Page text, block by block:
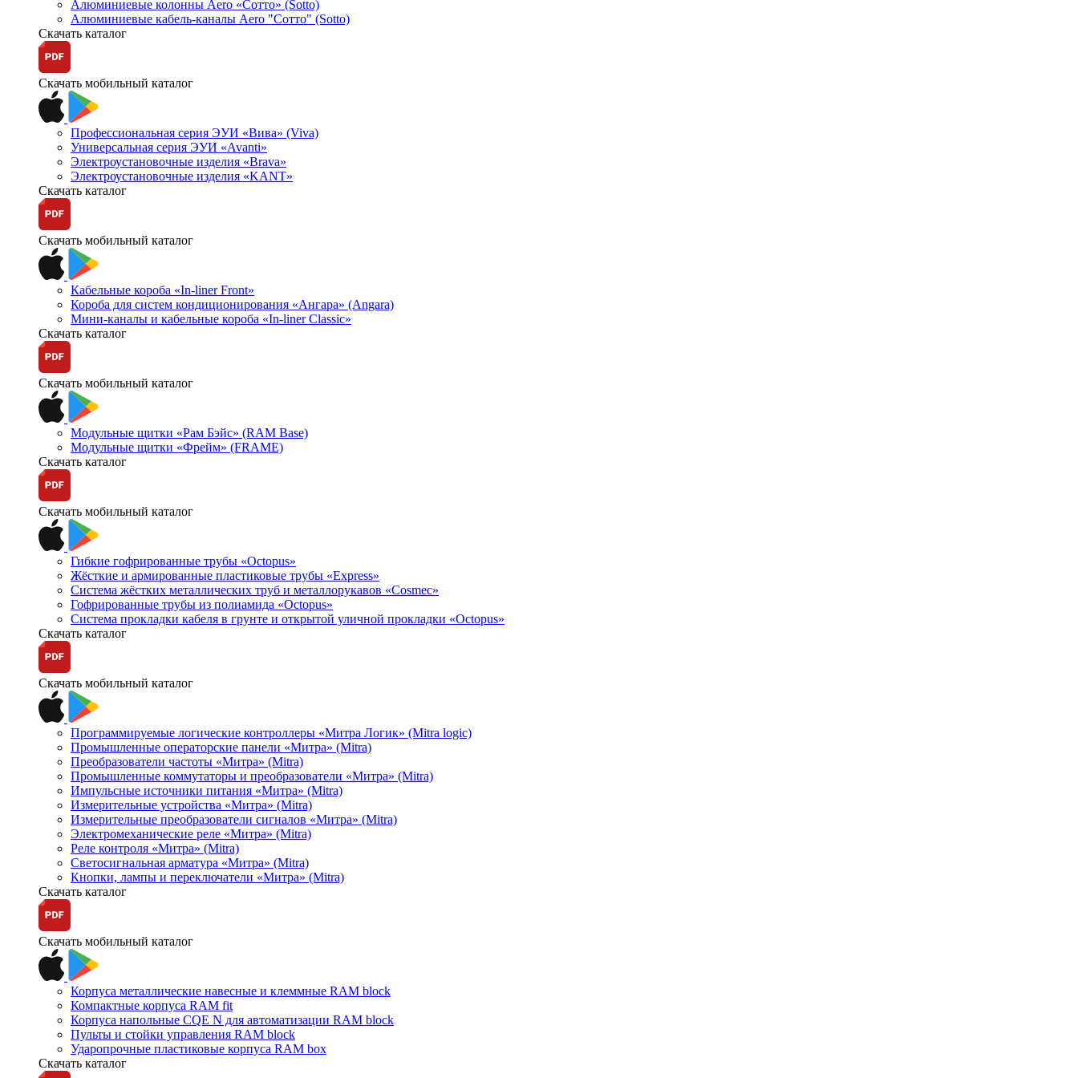
Алюминиевые колонны Aero «Сотто» (Sotto)
Алюминиевые кабель-каналы Aero "Сотто" (Sotto)
Скачать каталог
Скачать мобильный каталог
Профессиональная серия ЭУИ «Вива» (Viva)
Универсальная серия ЭУИ «Avanti»
Электроустановочные изделия «Brava»
Электроустановочные изделия «KANT»
Скачать каталог
Скачать мобильный каталог
Кабельные короба «In-liner Front»
Короба для систем кондиционирования «Ангара» (Angara)
Мини-каналы и кабельные короба «In-liner Classic»
Скачать каталог
Скачать мобильный каталог
Модульные щитки «Рам Бэйс» (RAM Base)
Модульные щитки «Фрейм» (FRAME)
Скачать каталог
Скачать мобильный каталог
Гибкие гофрированные трубы «Octopus»
Жёсткие и армированные пластиковые трубы «Express»
Система жёстких металлических труб и металлорукавов «Cosmec»
Гофрированные трубы из полиамида «Octopus»
Система прокладки кабеля в грунте и открытой уличной прокладки «Octopus»
Скачать каталог
Скачать мобильный каталог
Программируемые логические контроллеры «Митра Логик» (Mitra logic)
Промышленные операторские панели «Митра» (Mitra)
Преобразователи частоты «Митра» (Mitra)
Промышленные коммутаторы и преобразователи «Митра» (Mitra)
Импульсные источники питания «Митра» (Mitra)
Измерительные устройства «Митра» (Mitra)
Измерительные преобразователи сигналов «Митра» (Mitra)
Электромеханические реле «Митра» (Mitra)
Реле контроля «Митра» (Mitra)
Светосигнальная арматура «Митра» (Mitra)
Кнопки, лампы и переключатели «Митра» (Mitra)
Скачать каталог
Скачать мобильный каталог
Корпуса металлические навесные и клеммные RAM block
Компактные корпуса RAM fit
Корпуса напольные CQE N для автоматизации RAM block
Пульты и стойки управления RAM block
Ударопрочные пластиковые корпуса RAM box
Скачать каталог